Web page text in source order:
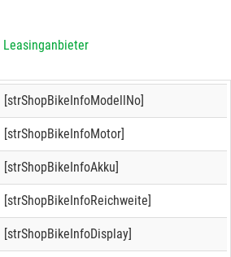
Leasinganbieter
[strShopBikeInfoModellNo]
[strShopBikeInfoMotor]
[strShopBikeInfoAkku]
[strShopBikeInfoReichweite]
[strShopBikeInfoDisplay]